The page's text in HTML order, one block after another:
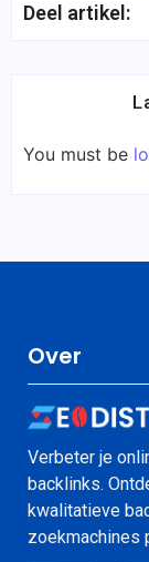
Deel artikel:
You must be
Over
Verbeter je
backlinks.
kwalitatieve
zoekmachines